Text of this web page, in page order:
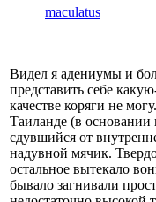
maculatus
Видел я адениумы и
представить себе
качестве коряги не
Таиланде (в основании
сдувшийся от
надувной мячик.
остальное вытекало
бывало загнивали